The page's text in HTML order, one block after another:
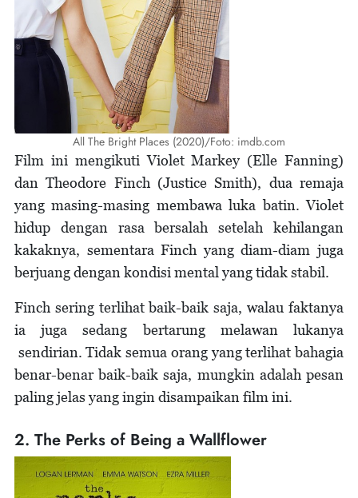
All The Bright Places (2020)/Foto: imdb.com
Film ini mengikuti Violet Markey (Elle Fanning)
dan Theodore Finch (Justice Smith), dua remaja
yang masing-masing membawa luka batin. Violet
hidup dengan rasa bersalah setelah kehilangan
kakaknya, sementara Finch yang diam-diam juga
berjuang dengan kondisi mental yang tidak stabil.
Finch sering terlihat baik-baik saja, walau faktanya
ia juga sedang bertarung melawan lukanya
sendirian. Tidak semua orang yang terlihat bahagia
benar-benar baik-baik saja, mungkin adalah pesan
paling jelas yang ingin disampaikan film ini.
2. The Perks of Being a Wallflower